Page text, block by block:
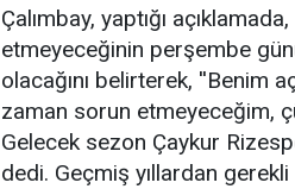
Çalımbay, yaptığı
etmeyeceğinin perşembe
olacağını belirterek, ''Benim
zaman sorun etmeyeceğim,
Gelecek sezon Çaykur
dedi. Geçmiş yıllardan